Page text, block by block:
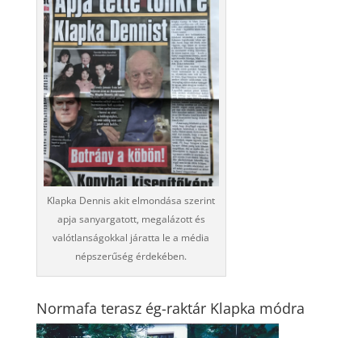
Klapka Dennis akit elmondása szerint
apja sanyargatott, megalázott és
valótlanságokkal járatta le a média
népszerűség érdekében.
Normafa terasz ég-raktár Klapka módra